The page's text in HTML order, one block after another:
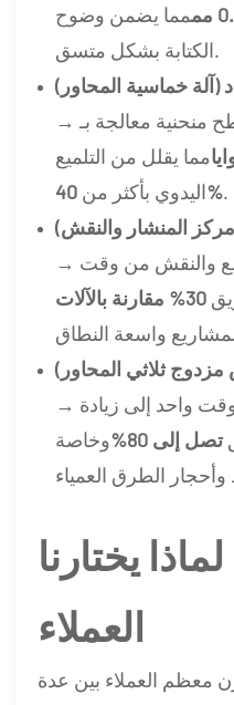
مما يضمن وضوح
الكتابة بشكل متسق.
(آلة خماسية المحاور)
منحنية معالجة بـ
مما يقلل من التلميع
اليدوي بأكثر من40%.
المنشار والنقش)
→ يقلل الجمع بين القطع والنقش من وقت
30% مقارنة بالآلات
مزدوج ثلاثي المحاور)
→ يؤدي عمل رأسين في وقت واحد إلى زيادة
تصل إلى 80%
وخاصة
يختارنا
العملاء
معظم العملاء بين عدة